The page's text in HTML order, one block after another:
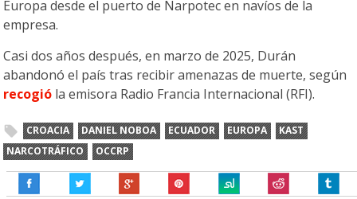
Europa desde el puerto de Narpotec en navíos de la
empresa.
Casi dos años después, en marzo de 2025, Durán
abandonó el país tras recibir amenazas de muerte, según
recogió la emisora Radio Francia Internacional (RFI).
CROACIA DANIEL NOBOA ECUADOR EUROPA
KAST
NARCOTRÁFICO
OCCRP